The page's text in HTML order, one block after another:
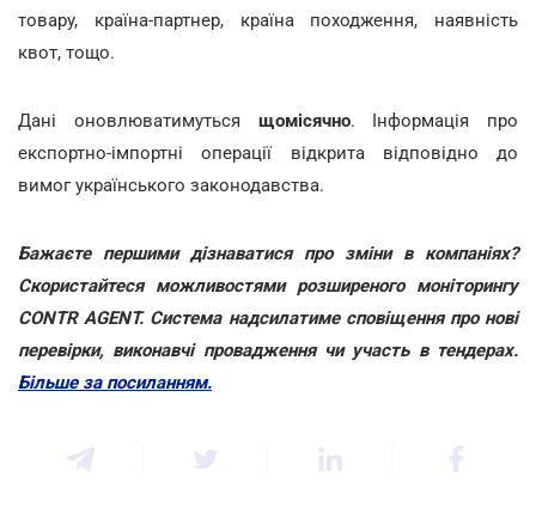
товару, країна-партнер, країна походження, наявність
квот, тощо.
Дані оновлюватимуться щомісячно. Інформація про
експортно-імпортні операції відкрита відповідно до
вимог українського законодавства.
Бажаєте першими дізнаватися про зміни в компаніях?
Скористайтеся можливостями розширеного моніторингу
CONTR AGENT. Система надсилатиме сповіщення про нові
перевірки, виконавчі провадження чи участь в тендерах.
Більше за посиланням.